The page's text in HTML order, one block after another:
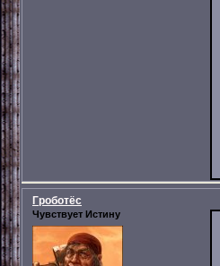
Гроботёс
Чувствует Истину